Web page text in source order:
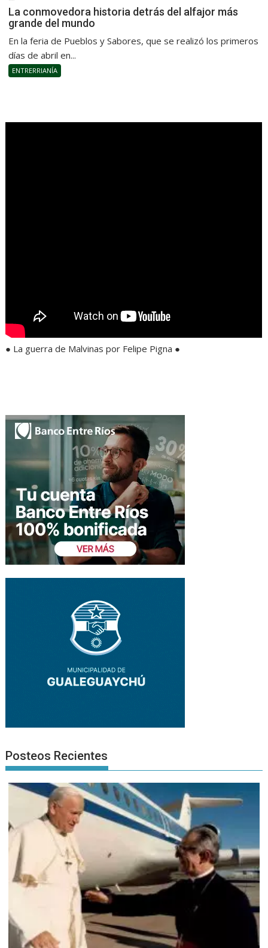
La conmovedora historia detrás del alfajor más
grande del mundo
En la feria de Pueblos y Sabores, que se realizó los primeros
días de abril en...
ENTRERRIANÍA
● La guerra de Malvinas por Felipe Pigna ●
Posteos Recientes